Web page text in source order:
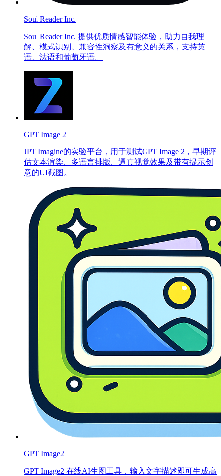
Soul Reader Inc.
Soul Reader Inc. 提供优质情感智能体验，助力自我理
解、模式识别、兼容性洞察及有意义的关系，支持英
语、法语和葡萄牙语。
GPT Image 2
JPT Imagine的实验平台，用于测试GPT Image 2，早期评
估文本渲染、多语言排版、逼真视觉效果及带有提示创
意的UI截图。
GPT Image2
GPT Image2 在线AI生图工具，输入文字描述即可生成高